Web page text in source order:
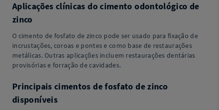
Aplicações clínicas do cimento odontológico de
zinco
O cimento de fosfato de zinco pode ser usado para fixação de
incrustações, coroas e pontes e como base de restaurações
metálicas. Outras aplicações incluem restaurações dentárias
provisórias e forração de cavidades.
Principais cimentos de fosfato de zinco
disponíveis